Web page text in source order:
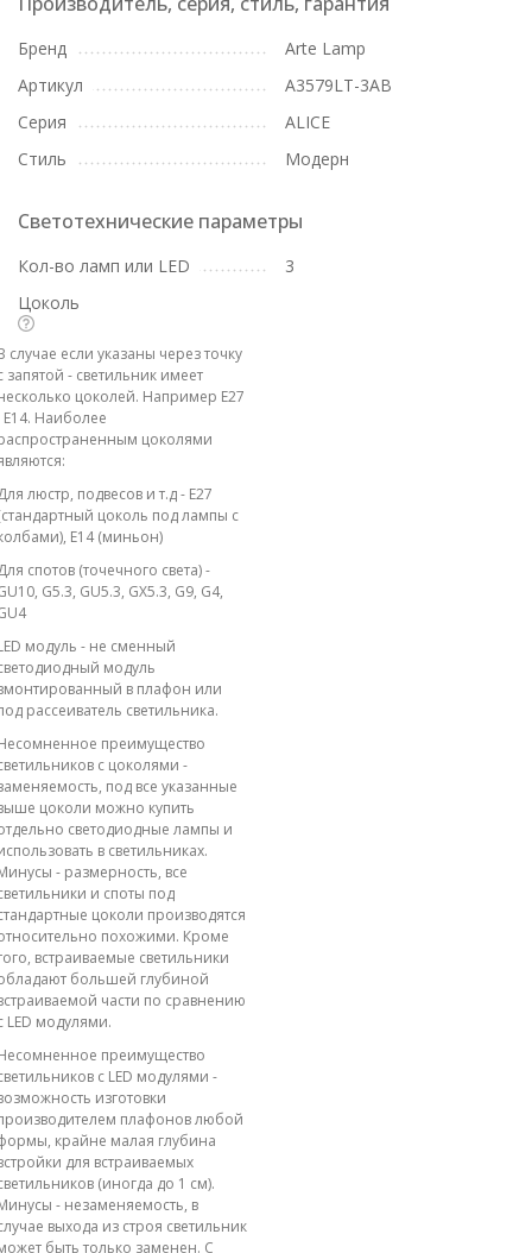
Бренд
Arte Lamp
Артикул
A3579LT-3AB
Серия
ALICE
Стиль
Модерн
Светотехнические параметры
Кол-во ламп или LED
3
Цоколь
случае если указаны через точку
запятой - светильник имеет
цоколей. Например E27
E14. Наиболее
цоколями
люстр, подвесов и т.д - E27
цоколь под лампы с
E14 (миньон)
спотов (точечного света) -
G5.3, GU5.3, GX5.3, G9, G4,
модуль - не сменный
модуль
в плафон или
рассеиватель светильника.
преимущество
с цоколями -
под все указанные
цоколи можно купить
светодиодные лампы и
в светильниках.
- размерность, все
и споты под
цоколи производятся
похожими. Кроме
встраиваемые светильники
большей глубиной
части по сравнению
LED модулями.
преимущество
с LED модулями -
изготовки
плафонов любой
крайне малая глубина
для встраиваемых
(иногда до 1 см).
- незаменяемость, в
выхода из строя светильник
быть только заменен. С